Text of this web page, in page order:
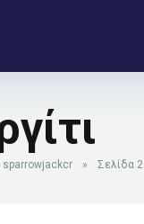
sparrowjackcr » Σελίδα 2